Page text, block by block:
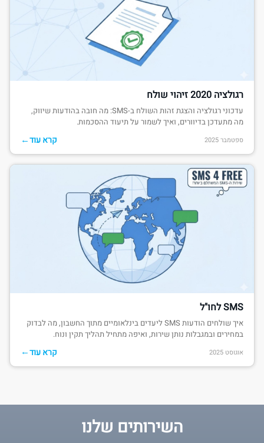
רגולציה 2020 זיהוי שולח
עדכוני רגולציה והצגת זהות השולח ב-SMS: מה חובה בהודעות שיווק,
מה מתעדכן בדיוורים, ואיך לשמור על תיעוד ההסכמות.
ספטמבר 2025 קרא עוד←
SMS לחו"ל
איך שולחים הודעות SMS ליעדים בינלאומיים מתוך החשבון, מה לבדוק
במחירים ובמגבלות נותן שירות, ואיפה מתחיל תהליך תקין ונוח.
אוגוסט 2025 קרא עוד←
השירותים שלנו